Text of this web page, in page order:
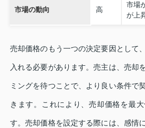
市場の動向 高
市場
が上
売却価格のもう一つの決定要因として
入れる必要があります。売主は、売却
ミングを待つことで、より良い条件で
きます。これにより、売却価格を最
す。売却価格を設定する際には、感情